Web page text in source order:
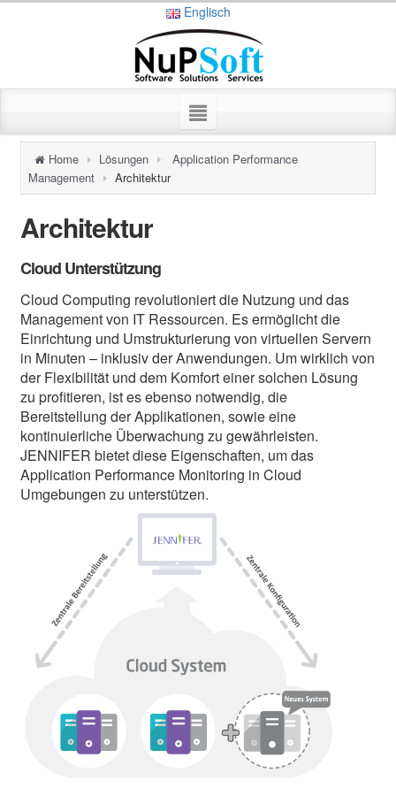
Englisch
Home Lösungen
Application Performance
Management
Architektur
Architektur
Cloud Unterstützung
Cloud Computing revolutioniert die Nutzung und das
Management von IT Ressourcen. Es ermöglicht die
Einrichtung und Umstrukturierung von virtuellen Servern
in Minuten – inklusiv der Anwendungen. Um wirklich von
der Flexibilität und dem Komfort einer solchen Lösung
zu profitieren, ist es ebenso notwendig, die
Bereitstellung der Applikationen, sowie eine
kontinuierliche Überwachung zu gewährleisten.
JENNIFER bietet diese Eigenschaften, um das
Application Performance Monitoring in Cloud
Umgebungen zu unterstützen.